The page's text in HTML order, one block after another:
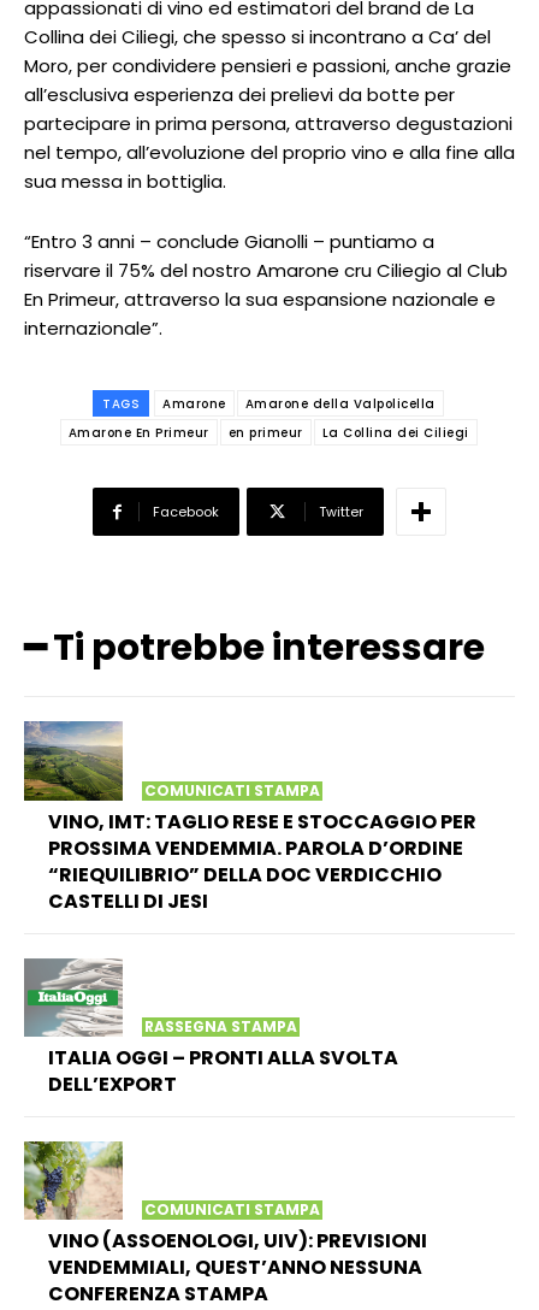
appassionati di vino ed estimatori del brand de La
Collina dei Ciliegi, che spesso si incontrano a Ca’ del
Moro, per condividere pensieri e passioni, anche grazie
all’esclusiva esperienza dei prelievi da botte per
partecipare in prima persona, attraverso degustazioni
nel tempo, all’evoluzione del proprio vino e alla fine alla
sua messa in bottiglia.
“Entro 3 anni – conclude Gianolli – puntiamo a
riservare il 75% del nostro Amarone cru Ciliegio al Club
En Primeur, attraverso la sua espansione nazionale e
internazionale”.
TAGS Amarone
Amarone della Valpolicella
Amarone En Primeur
en primeur La Collina dei Ciliegi
Facebook Twitter
━ Ti potrebbe interessare
COMUNICATI STAMPA
VINO, IMT: TAGLIO RESE E STOCCAGGIO PER
PROSSIMA VENDEMMIA. PAROLA D’ORDINE
“RIEQUILIBRIO” DELLA DOC VERDICCHIO
CASTELLI DI JESI
RASSEGNA STAMPA
ITALIA OGGI – PRONTI ALLA SVOLTA
DELL’EXPORT
COMUNICATI STAMPA
VINO (ASSOENOLOGI, UIV): PREVISIONI
VENDEMMIALI, QUEST’ANNO NESSUNA
CONFERENZA STAMPA